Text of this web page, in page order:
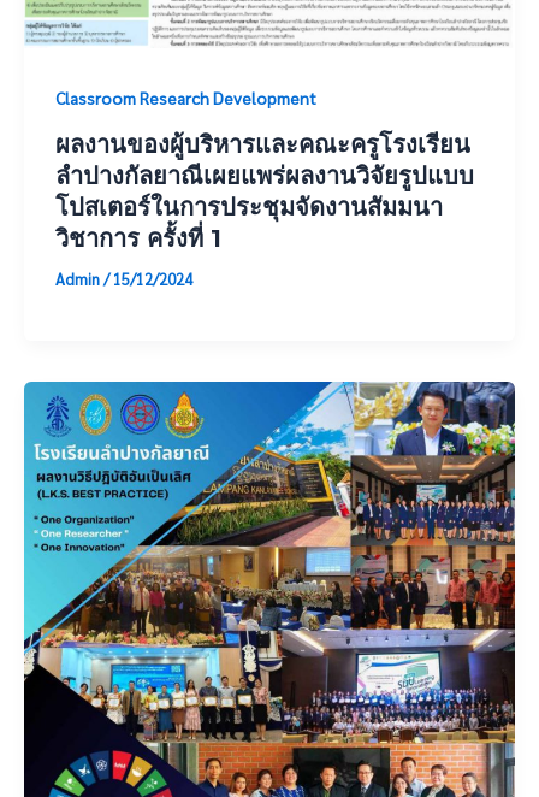
Classroom Research Development
ผลงานของผู้บริหารและคณะครูโรงเรียน
ลำปางกัลยาณีเผยแพร่ผลงานวิจัยรูปแบบ
โปสเตอร์ในการประชุมจัดงานสัมมนา
วิชาการ ครั้งที่ 1
Admin/15/12/2024